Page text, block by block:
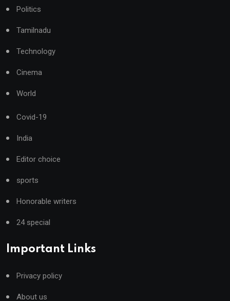
Politics
Tamilnadu
Technology
Cinema
World
Covid-19
India
Editor choice
sports
Honorable writers
24 special
Important Links
Privacy policy
About us